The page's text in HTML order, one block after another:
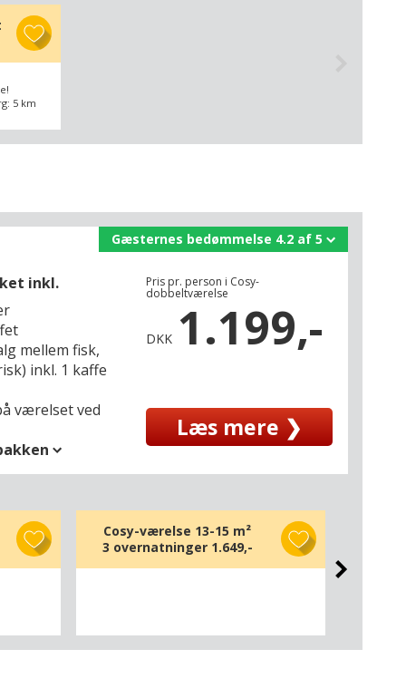
5 km
inkl.
mellem fisk,
inkl. 1 kaffe
værelset ved
Pris pr. person i Cosy-
dobbeltværelse
DKK 1.199,-
Læs mere ❯
Gæsternes bedømmelse 4.2 af 5
Cosy-værelse 13-15 m²
3 overnatninger 1.649,-